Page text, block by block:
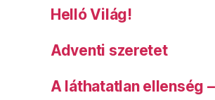
Helló Világ!
Adventi szeretet
A láthatatlan ellenség